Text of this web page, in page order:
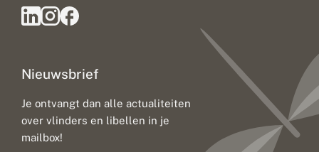
Nieuwsbrief
Je ontvangt dan alle actualiteiten
over vlinders en libellen in je
mailbox!